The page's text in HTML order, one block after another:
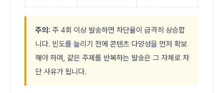
주의: 주 4회 이상 발송하면 차단율이 급격히 상승합
니다. 빈도를 늘리기 전에 콘텐츠 다양성을 먼저 확보
해야 하며, 같은 주제를 반복하는 발송은 그 자체로 차
단 사유가 됩니다.